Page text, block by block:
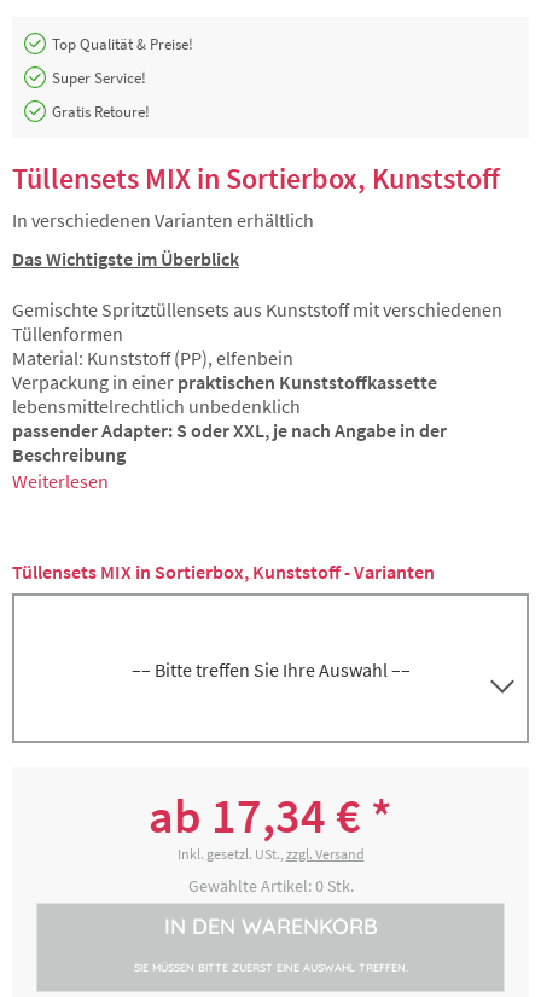
Top Qualität & Preise!
Super Service!
Gratis Retoure!
Tüllensets MIX in Sortierbox, Kunststoff
In verschiedenen Varianten erhältlich
Das Wichtigste im Überblick
Gemischte Spritztüllensets aus Kunststoff mit verschiedenen
Tüllenformen
Material: Kunststoff (PP), elfenbein
Verpackung in einer praktischen Kunststoffkassette
lebensmittelrechtlich unbedenklich
passender Adapter: S oder XXL, je nach Angabe in der
Beschreibung
Weiterlesen
Tüllensets MIX in Sortierbox, Kunststoff - Varianten
–– Bitte treffen Sie Ihre Auswahl ––
3000231883
Set Mix 2 (S), 24-teilig (8 Stern, 4 Loch, 8
Garnier, je 2 Oberteile und Muttern)
ab 17,34 € *
Inkl. gesetzl. USt., zzgl. Versand
Gewählte Artikel:0Stk.
IN DEN WARENKORB
SIE MÜSSEN BITTE ZUERST EINE AUSWAHL TREFFEN.